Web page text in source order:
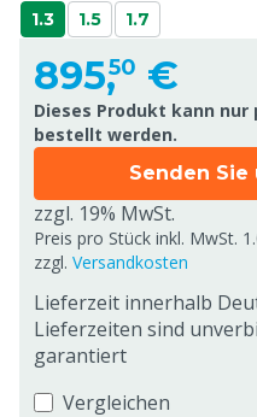
1.3 1.5 1.7
895,50 €
Dieses Produkt kann
bestellt werden.
Senden Sie
zzgl. 19% MwSt.
Preis pro Stück inkl. MwSt.
zzgl. Versandkosten
Lieferzeit innerhalb
Lieferzeiten sind
garantiert
Vergleichen